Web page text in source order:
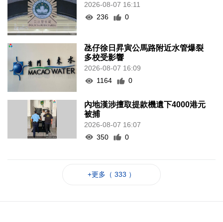
2026-08-07 16:11
236
0
氹仔徐日昇寅公馬路附近水管爆裂
多校受影響
2026-08-07 16:09
1164
0
內地漢涉擅取提款機遺下4000港元
被捕
2026-08-07 16:07
350
0
+更多（ 333 ）